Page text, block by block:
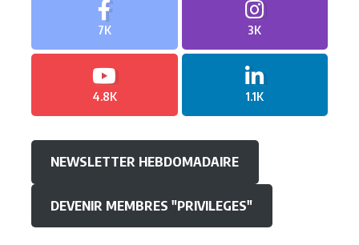
7K 3K
4.8K 1.1K
NEWSLETTER HEBDOMADAIRE
DEVENIR MEMBRES "PRIVILEGES"